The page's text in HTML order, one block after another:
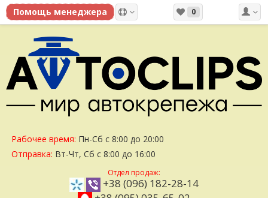
0
Рабочее время: Пн-Сб с 8:00 до 20:00
Отправка: Вт-Чт, Сб с 8:00 до 16:00
Отдел продаж:
+38 (096) 182-28-14